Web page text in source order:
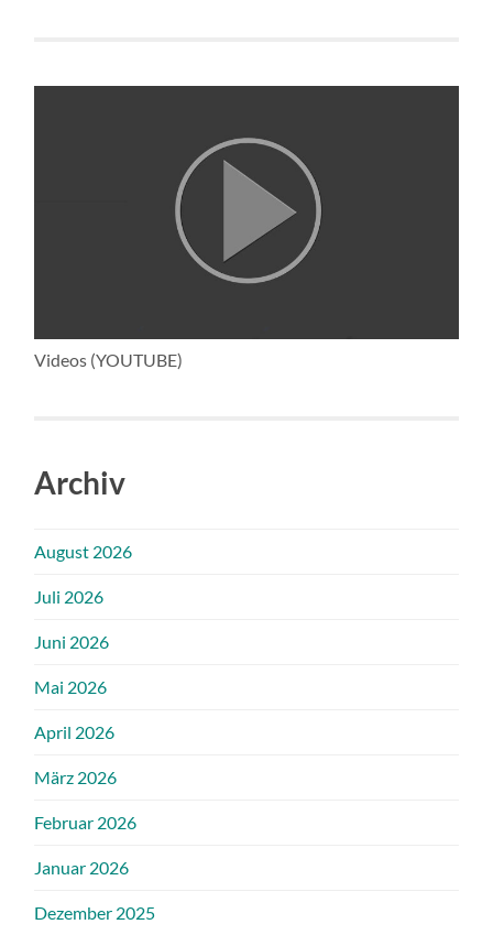
Videos (YOUTUBE)
Archiv
August 2026
Juli 2026
Juni 2026
Mai 2026
April 2026
März 2026
Februar 2026
Januar 2026
Dezember 2025